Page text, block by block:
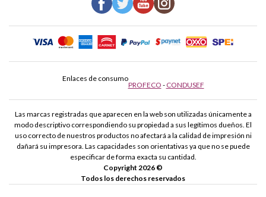
Enlaces de consumo
PROFECO - CONDUSEF
Las marcas registradas que aparecen en la web son utilizadas únicamente a
modo descriptivo correspondiendo su propiedad a sus legítimos dueños. El
uso correcto de nuestros productos no afectará a la calidad de impresión ni
dañará su impresora. Las capacidades son orientativas ya que no se puede
especificar de forma exacta su cantidad.
Copyright 2026 ©
Todos los derechos reservados